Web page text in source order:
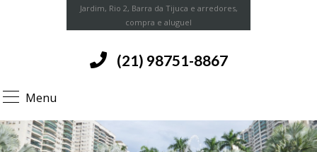
Jardim, Rio 2, Barra da Tijuca e arredores,
compra e aluguel
Menu
(21) 98751-8867